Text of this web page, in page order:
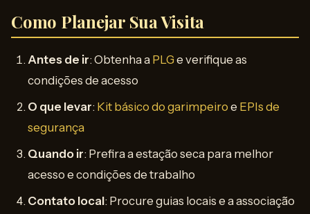
Como Planejar Sua Visita
Antes de ir: Obtenha a PLG e verifique as
condições de acesso
O que levar: Kit básico do garimpeiro e EPIs de
segurança
Quando ir: Prefira a estação seca para melhor
acesso e condições de trabalho
Contato local: Procure guias locais e a associação